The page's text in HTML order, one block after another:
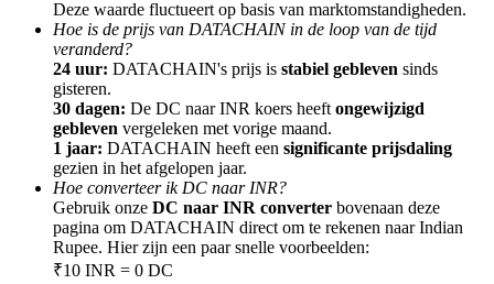
Macht varkentje
Verdien dagelijks competitieve beloningen
Deze waarde fluctueert op basis van marktomstandigheden.
Hoe is de prijs van DATACHAIN in de loop van de tijd
veranderd?
24 uur: DATACHAIN's prijs is stabiel gebleven sinds
gisteren.
30 dagen: De DC naar INR koers heeft ongewijzigd
gebleven vergeleken met vorige maand.
1 jaar: DATACHAIN heeft een significante prijsdaling
gezien in het afgelopen jaar.
Hoe converteer ik DC naar INR?
Gebruik onze DC naar INR converter bovenaan deze
pagina om DATACHAIN direct om te rekenen naar Indian
Rupee. Hier zijn een paar snelle voorbeelden:
₹10 INR = 0 DC